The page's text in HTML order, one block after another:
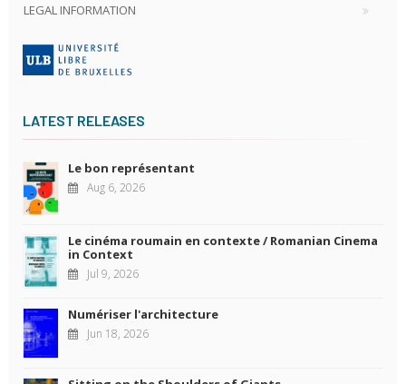
LEGAL INFORMATION
LATEST RELEASES
Le bon représentant
Aug 6, 2026
Le cinéma roumain en contexte / Romanian Cinema
in Context
Jul 9, 2026
Numériser l'architecture
Jun 18, 2026